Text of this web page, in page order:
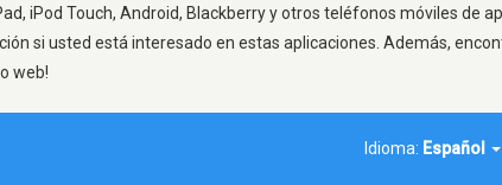
iPod Touch, Android, Blackberry y otros teléfonos móviles de
si usted está interesado en estas aplicaciones. Además,
web!
Idioma: Español